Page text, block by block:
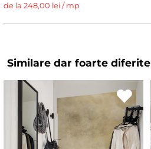
de la 248,00 lei / mp
Similare dar foarte diferite